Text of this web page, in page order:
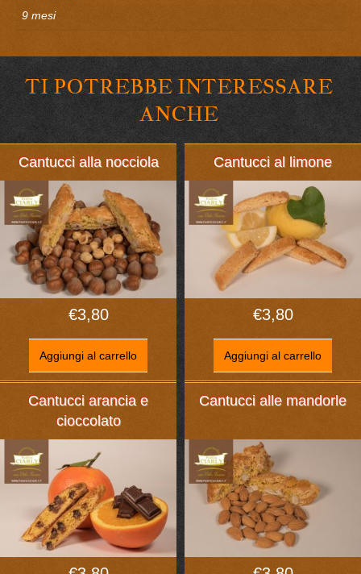
9 mesi
TI POTREBBE INTERESSARE
ANCHE
Cantucci alla nocciola
€3,80
Aggiungi al carrello
Cantucci al limone
€3,80
Aggiungi al carrello
Cantucci arancia e
cioccolato
Cantucci alle mandorle